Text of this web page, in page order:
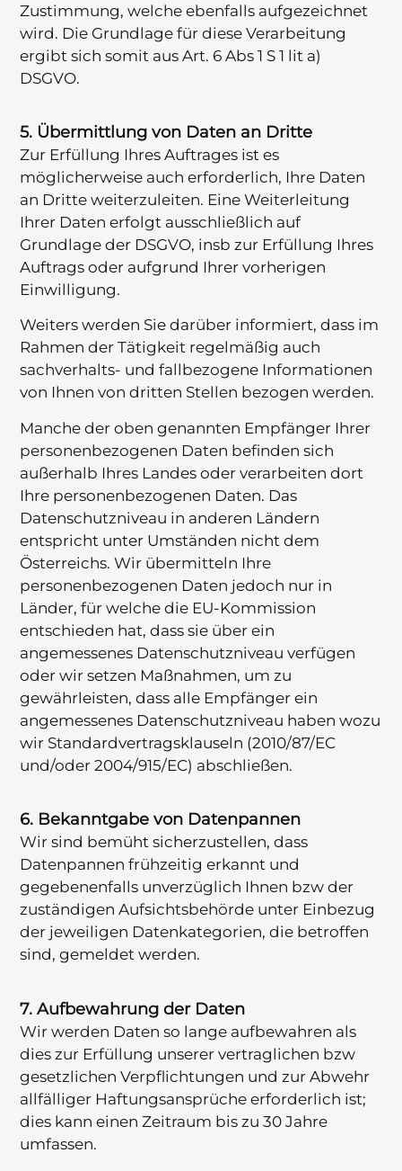
Zustimmung, welche ebenfalls aufgezeichnet
wird. Die Grundlage für diese Verarbeitung
ergibt sich somit aus Art. 6 Abs 1 S 1 lit a)
DSGVO.
5. Übermittlung von Daten an Dritte
Zur Erfüllung Ihres Auftrages ist es
möglicherweise auch erforderlich, Ihre Daten
an Dritte weiterzuleiten. Eine Weiterleitung
Ihrer Daten erfolgt ausschließlich auf
Grundlage der DSGVO, insb zur Erfüllung Ihres
Auftrags oder aufgrund Ihrer vorherigen
Einwilligung.
Weiters werden Sie darüber informiert, dass im
Rahmen der Tätigkeit regelmäßig auch
sachverhalts- und fallbezogene Informationen
von Ihnen von dritten Stellen bezogen werden.
Manche der oben genannten Empfänger Ihrer
personenbezogenen Daten befinden sich
außerhalb Ihres Landes oder verarbeiten dort
Ihre personenbezogenen Daten. Das
Datenschutzniveau in anderen Ländern
entspricht unter Umständen nicht dem
Österreichs. Wir übermitteln Ihre
personenbezogenen Daten jedoch nur in
Länder, für welche die EU-Kommission
entschieden hat, dass sie über ein
angemessenes Datenschutzniveau verfügen
oder wir setzen Maßnahmen, um zu
gewährleisten, dass alle Empfänger ein
angemessenes Datenschutzniveau haben wozu
wir Standardvertragsklauseln (2010/87/EC
und/oder 2004/915/EC) abschließen.
6. Bekanntgabe von Datenpannen
Wir sind bemüht sicherzustellen, dass
Datenpannen frühzeitig erkannt und
gegebenenfalls unverzüglich Ihnen bzw der
zuständigen Aufsichtsbehörde unter Einbezug
der jeweiligen Datenkategorien, die betroffen
sind, gemeldet werden.
7. Aufbewahrung der Daten
Wir werden Daten so lange aufbewahren als
dies zur Erfüllung unserer vertraglichen bzw
gesetzlichen Verpflichtungen und zur Abwehr
allfälliger Haftungsansprüche erforderlich ist;
dies kann einen Zeitraum bis zu 30 Jahre
umfassen.